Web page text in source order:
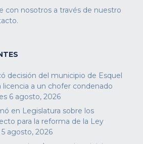
con nosotros a través de nuestro
.
decisión del municipio de Esquel
licencia a un chofer condenado
6 agosto, 2026
en Legislatura sobre los
para la reforma de la Ley
5 agosto, 2026